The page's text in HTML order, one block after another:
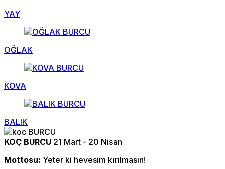
YAY
OĞLAK
KOVA
BALIK
KOÇ BURCU 21 Mart - 20 Nisan
Mottosu: Yeter ki hevesim kırılmasın!